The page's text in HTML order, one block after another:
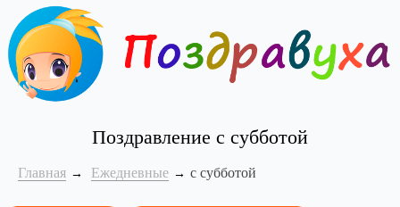
Поздравление с субботой
Главная Ежедневные с субботой